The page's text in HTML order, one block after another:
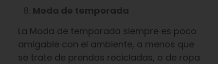
Moda de temporada
La Moda de temporada siempre es poco
amigable con el ambiente, a menos que
se trate de prendas recicladas, o de ropa